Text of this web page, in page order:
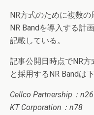
NR方式のために複数
NR Bandを導入する計
記載している。
記事公開日時点でNR
と採用するNR Bandは
Cellco Partnership：
KT Corporation：n78